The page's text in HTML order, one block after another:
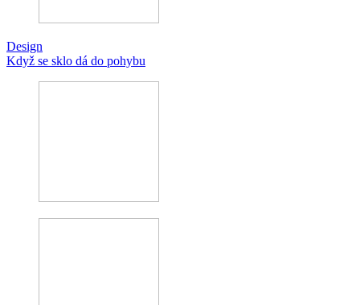
Design
Když se sklo dá do pohybu